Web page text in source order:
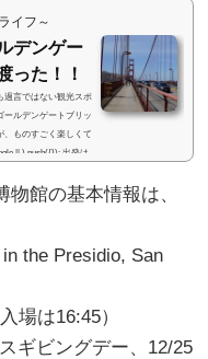
イフ～
デンゲー
った！！
過言ではない観光スポ
ールデンゲートブリッ
、ものすごく楽しくて
|| ).push({}); 出発は
す。私達は、宿泊して
館の基本情報は、
the Presidio, San
場は16:45）
ギビングデー、12/25